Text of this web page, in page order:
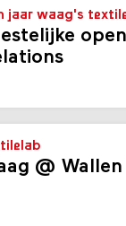
jaar waag's